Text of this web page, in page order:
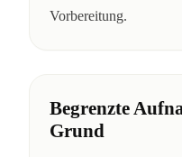
Vorbereitung.
Begrenzte
Grund